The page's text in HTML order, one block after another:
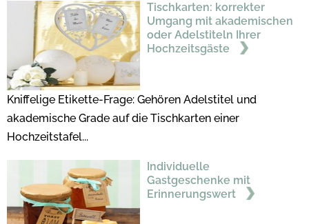
Tischkarten: korrekter
Umgang mit akademischen
oder Adelstiteln Ihrer
Hochzeitsgäste
Kniffelige Etikette-Frage: Gehören Adelstitel und
akademische Grade auf die Tischkarten einer
Hochzeitstafel...
Individuelle
Gastgeschenke mit
Erinnerungswert